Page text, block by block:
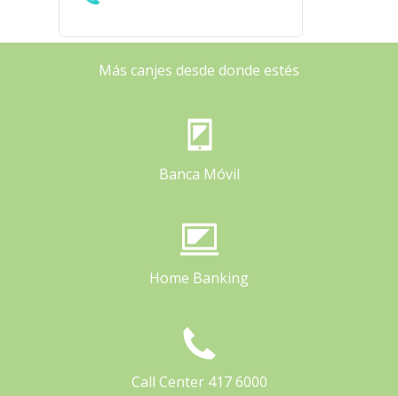
Más canjes desde donde estés
Banca Móvil
Home Banking
Call Center 417 6000